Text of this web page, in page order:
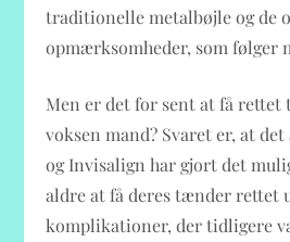
traditionelle metalbøjle og de
opmærksomheder, som følger
Men er det for sent at få rettet
voksen mand? Svaret er, at
og Invisalign har gjort det
aldre at få deres tænder rettet
komplikationer, der tidligere